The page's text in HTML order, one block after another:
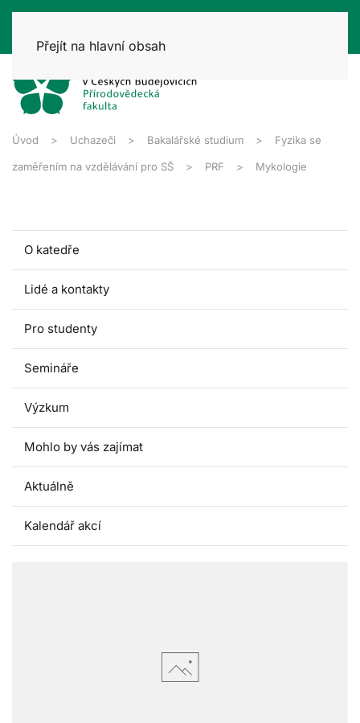
Přejít na hlavní obsah
Úvod Uchazeči Bakalářské studium Fyzika se
zaměřením na vzdělávání pro SŠ PRF Mykologie
O katedře
Lidé a kontakty
Pro studenty
Semináře
Výzkum
Mohlo by vás zajímat
Aktuálně
Kalendář akcí